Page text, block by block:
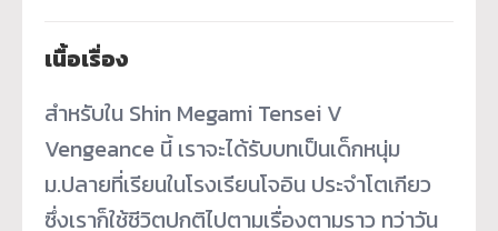
เนื้อเรื่อง
สำหรับใน Shin Megami Tensei V
Vengeance นี้ เราจะได้รับบทเป็นเด็กหนุ่ม
ม.ปลายที่เรียนในโรงเรียนโจอิน ประจำโตเกียว
ซึ่งเราก็ใช้ชีวิตปกติไปตามเรื่องตามราว ทว่าวัน